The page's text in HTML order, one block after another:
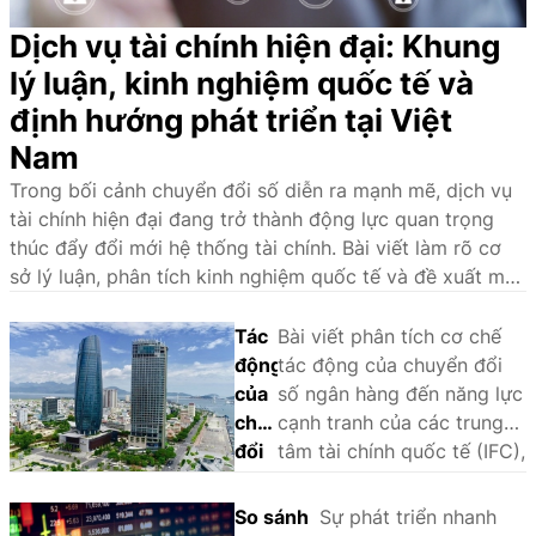
Dịch vụ tài chính hiện đại: Khung
lý luận, kinh nghiệm quốc tế và
định hướng phát triển tại Việt
Nam
Trong bối cảnh chuyển đổi số diễn ra mạnh mẽ, dịch vụ
tài chính hiện đại đang trở thành động lực quan trọng
thúc đẩy đổi mới hệ thống tài chính. Bài viết làm rõ cơ
sở lý luận, phân tích kinh nghiệm quốc tế và đề xuất một
chính hiện đại tại Việt Nam.
Tác
động
của
chuyển
đổi
ngân
Bài viết phân tích cơ chế
tác động của chuyển đổi
số ngân hàng đến năng lực
cạnh tranh của các trung
tâm tài chính quốc tế (IFC),
phân tích so sánh định tính
So sánh Sự phát triển nhanh